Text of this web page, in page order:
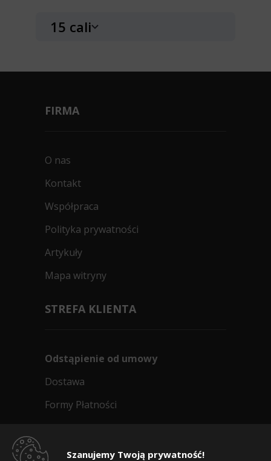
Szanujemy Twoją prywatność!
15 cali
Vredestein Quatrac
PRZEZNACZONE NA ŚNIEG (3PMSF)
Doręczymy
Kup
Vredestein Quatrac
185/70R15 89 V
Data produkcji: 2025/2026
Doręczymy
692
Kup
FIRMA
O nas
Kontakt
Współpraca
Polityka prywatności
Artykuły
Mapa witryny
STREFA KLIENTA
Odstąpienie od umowy
Dostawa
Formy Płatności
Dlaczego warto kupić w 24opony.pl